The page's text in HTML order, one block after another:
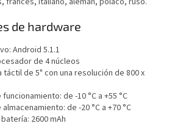
de hardware
Android 5.1.1
de 4 núcleos
táctil de 5" con una resolución de 800 x
de -10 °C a +55 °C
de -20 °C a +70 °C
2600 mAh